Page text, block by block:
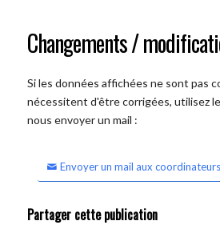
Changements /
Si les données affichées ne sont pas
nécessitent d'être corrigées, utilisez
nous envoyer un mail :
Envoyer un mail aux
Partager cette publication